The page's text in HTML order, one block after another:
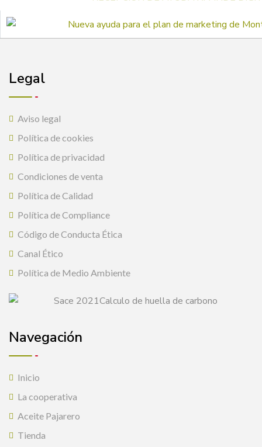
Legal
Aviso legal
Política de cookies
Política de privacidad
Condiciones de venta
Política de Calidad
Política de Compliance
Código de Conducta Ética
Canal Ético
Política de Medio Ambiente
Navegación
Inicio
La cooperativa
Aceite Pajarero
Tienda